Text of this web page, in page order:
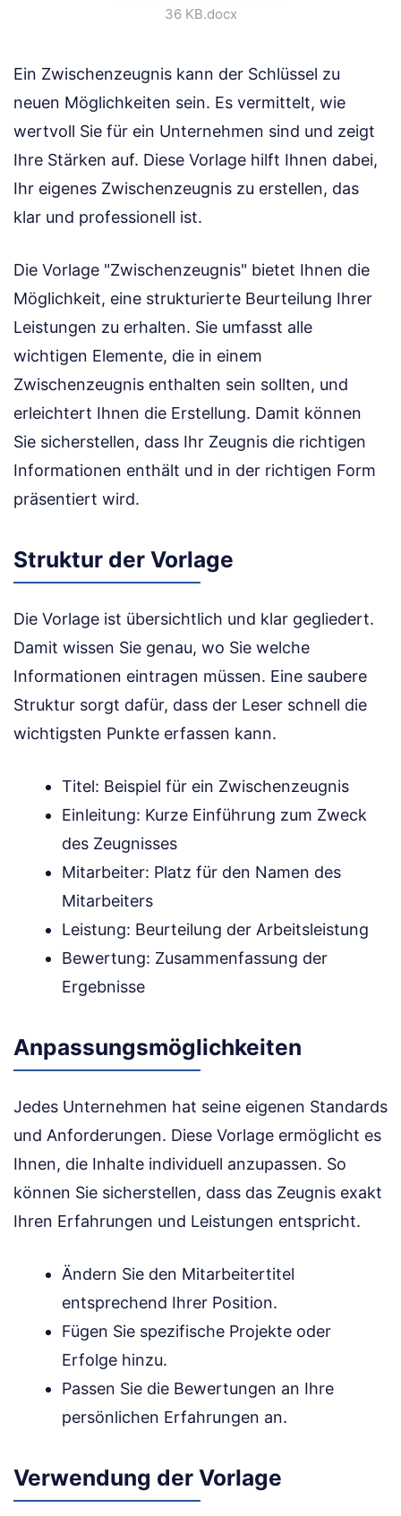
36 KB.docx
Ein Zwischenzeugnis kann der Schlüssel zu
neuen Möglichkeiten sein. Es vermittelt, wie
wertvoll Sie für ein Unternehmen sind und zeigt
Ihre Stärken auf. Diese Vorlage hilft Ihnen dabei,
Ihr eigenes Zwischenzeugnis zu erstellen, das
klar und professionell ist.
Die Vorlage "Zwischenzeugnis" bietet Ihnen die
Möglichkeit, eine strukturierte Beurteilung Ihrer
Leistungen zu erhalten. Sie umfasst alle
wichtigen Elemente, die in einem
Zwischenzeugnis enthalten sein sollten, und
erleichtert Ihnen die Erstellung. Damit können
Sie sicherstellen, dass Ihr Zeugnis die richtigen
Informationen enthält und in der richtigen Form
präsentiert wird.
Struktur der Vorlage
Die Vorlage ist übersichtlich und klar gegliedert.
Damit wissen Sie genau, wo Sie welche
Informationen eintragen müssen. Eine saubere
Struktur sorgt dafür, dass der Leser schnell die
wichtigsten Punkte erfassen kann.
Titel: Beispiel für ein Zwischenzeugnis
Einleitung: Kurze Einführung zum Zweck
des Zeugnisses
Mitarbeiter: Platz für den Namen des
Mitarbeiters
Leistung: Beurteilung der Arbeitsleistung
Bewertung: Zusammenfassung der
Ergebnisse
Anpassungsmöglichkeiten
Jedes Unternehmen hat seine eigenen Standards
und Anforderungen. Diese Vorlage ermöglicht es
Ihnen, die Inhalte individuell anzupassen. So
können Sie sicherstellen, dass das Zeugnis exakt
Ihren Erfahrungen und Leistungen entspricht.
Ändern Sie den Mitarbeitertitel
entsprechend Ihrer Position.
Fügen Sie spezifische Projekte oder
Erfolge hinzu.
Passen Sie die Bewertungen an Ihre
persönlichen Erfahrungen an.
Verwendung der Vorlage